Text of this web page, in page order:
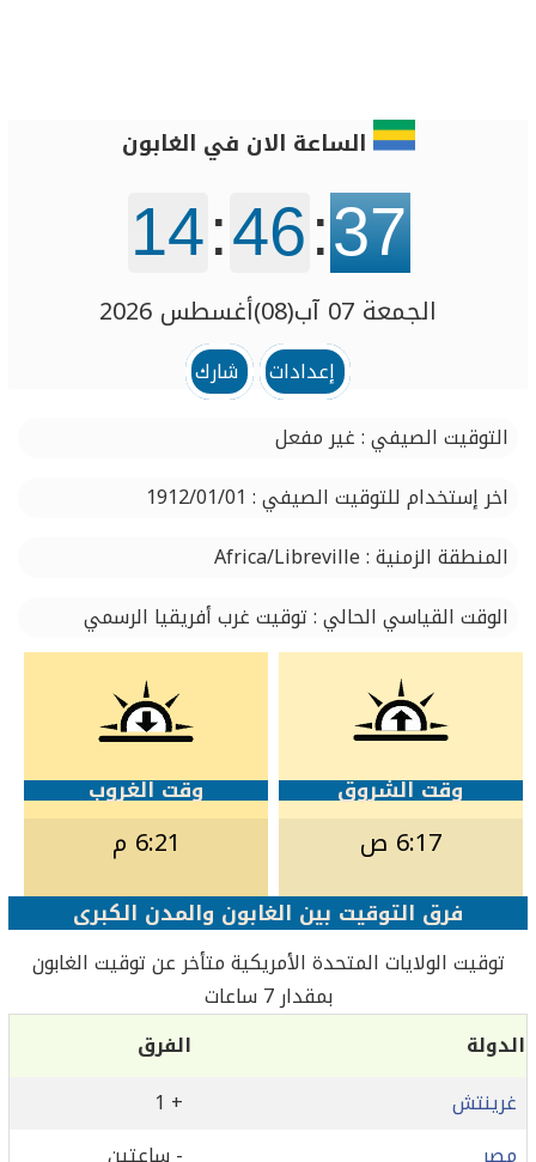
الساعة الان في الغابون
14:46:37
الجمعة 07 آب(08)أغسطس 2026
إعدادات
شارك
التوقيت الصيفي : غير مفعل
اخر إستخدام للتوقيت الصيفي : 1912/01/01
المنطقة الزمنية : Africa/Libreville
الوقت القياسي الحالي : توقيت غرب أفريقيا الرسمي
وقت الشروق
6:17 ص
وقت الغروب
6:21 م
فرق التوقيت بين الغابون والمدن الكبرى
توقيت الولايات المتحدة الأمريكية متأخر عن توقيت الغابون
بمقدار 7 ساعات
الدولة
الفرق
غرينتش
+ 1